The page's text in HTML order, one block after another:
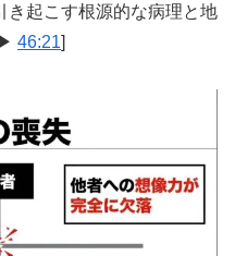
き起こす根源的な病理と地
46:21]